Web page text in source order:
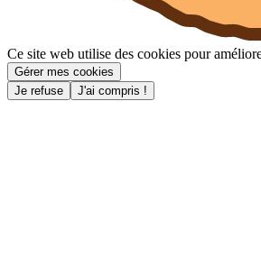
Ce site web utilise des cookies pour
Gérer mes cookies
Je refuse
J'ai compris !